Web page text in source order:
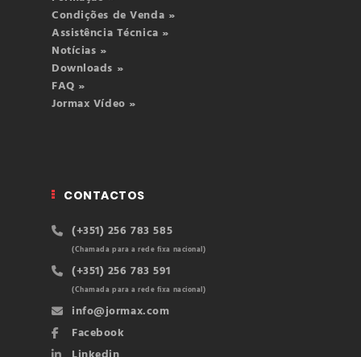
Condições de Venda »
Assistência Técnica »
Notícias »
Downloads »
FAQ »
Jormax Vídeo »
CONTACTOS
(+351) 256 783 585
(Chamada para a rede fixa nacional)
(+351) 256 783 591
(Chamada para a rede fixa nacional)
info@jormax.com
Facebook